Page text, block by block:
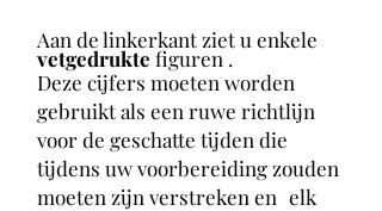
Aan de linkerkant ziet u enkele
vetgedrukte figuren .
Deze cijfers moeten worden
gebruikt als een ruwe richtlijn
voor de geschatte tijden die
tijdens uw voorbereiding zouden
moeten zijn verstreken en elk